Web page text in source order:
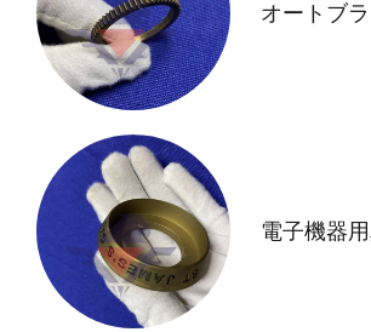
オートブ
電子機器